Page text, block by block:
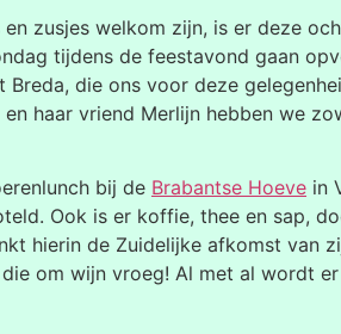
zusjes welkom zijn, is er deze
tijdens de feestavond gaan
Breda, die ons voor deze
haar vriend Merlijn hebben we
bij de Brabantse Hoeve in
Ook is er koffie, thee en sap,
hierin de Zuidelijke afkomst van
om wijn vroeg! Al met al wordt